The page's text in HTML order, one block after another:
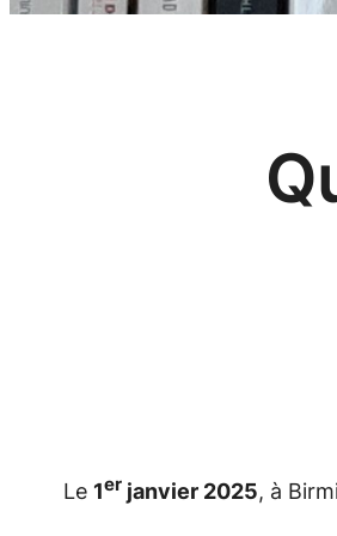
Le 1erjanvier 2025, à